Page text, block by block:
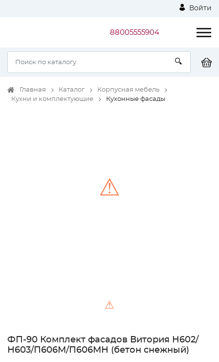
Войти
88005555904
Главная Каталог
Корпусная мебель
Кухни и комплектующие
Кухонные фасады
⚠
⚠
ФП-90 Комплект фасадов Витория Н602/
Н603/П606М/П606МН (бетон снежный)